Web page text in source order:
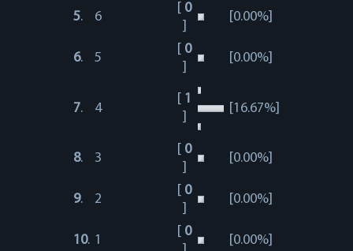
5. 6
[ 0
]
[0.00%]
6. 5
[ 0
]
[0.00%]
7. 4
[ 1
]
[16.67%]
8. 3
[ 0
]
[0.00%]
9. 2
[ 0
]
[0.00%]
10. 1
[ 0
[0.00%]